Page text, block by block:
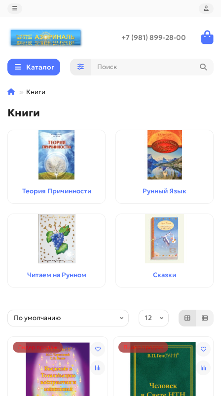
+7 (981) 899-28-00
Каталог
Книги
Книги
Теория Причинности Рунный Язык
Читаем на Рунном Сказки
Лидер продаж Лидер продаж